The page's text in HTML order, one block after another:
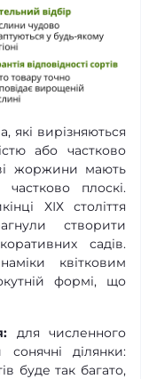
які вирізняються
або частково
жоржини мають
плоскі.
ХІХ століття
створити
садів.
квітковим
формі, що
для численного
ділянки:
буде так багато,